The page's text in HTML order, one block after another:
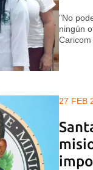
"No
ningún
27 FEB